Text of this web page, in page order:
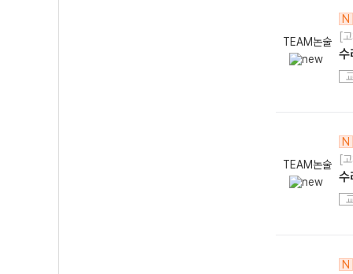
TEAM논술
N
[
수
TEAM논술
N
[
수
N